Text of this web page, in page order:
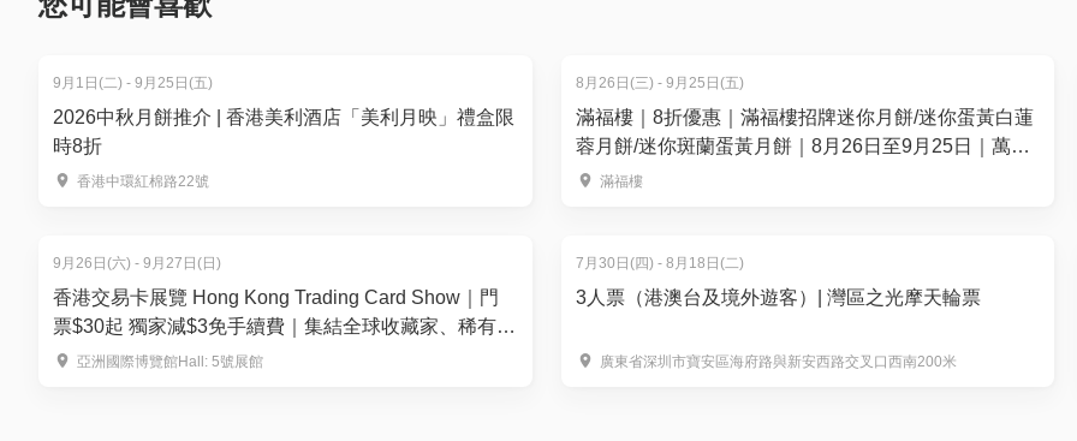
9月1日(二) - 9月25日(五)
2026中秋月餅推介 | 香港美利酒店「美利月映」禮盒限
時8折
香港中環紅棉路22號
8月26日(三) - 9月25日(五)
滿福樓｜8折優惠｜滿福樓招牌迷你月餅/迷你蛋黃白蓮
蓉月餅/迷你斑蘭蛋黃月餅｜8月26日至9月25日｜萬麗
海景酒店滿福樓
滿福樓
9月26日(六) - 9月27日(日)
香港交易卡展覽 Hong Kong Trading Card Show｜門
票$30起 獨家減$3免手續費｜集結全球收藏家、稀有卡
150+攤位— 運動卡、寶可夢、集換式卡牌遊戲、航海
亞洲國際博覽館Hall: 5號展館
7月30日(四) - 8月18日(二)
3人票（港澳台及境外遊客）| 灣區之光摩天輪票
廣東省深圳市寶安區海府路與新安西路交叉口西南200米